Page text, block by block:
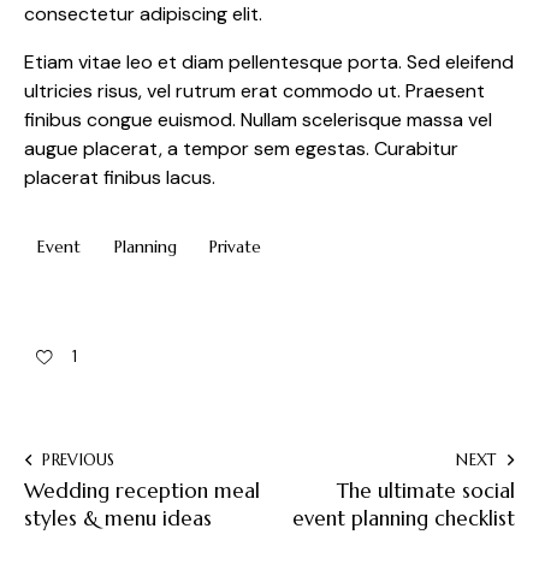
consectetur adipiscing elit.
Etiam vitae leo et diam pellentesque porta. Sed eleifend
ultricies risus, vel rutrum erat commodo ut. Praesent
finibus congue euismod. Nullam scelerisque massa vel
augue placerat, a tempor sem egestas. Curabitur
placerat finibus lacus.
Event Planning Private
1
PREVIOUS
Wedding reception meal
styles & menu ideas
NEXT
The ultimate social
event planning checklist